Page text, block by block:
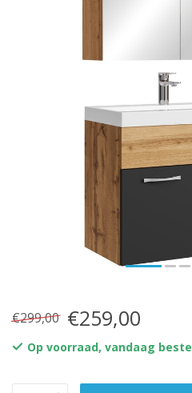
€299,00 €259,00
Op voorraad, vandaag